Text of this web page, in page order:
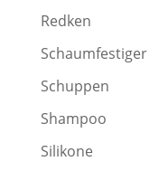
Redken
Schaumfestiger
Schuppen
Shampoo
Silikone